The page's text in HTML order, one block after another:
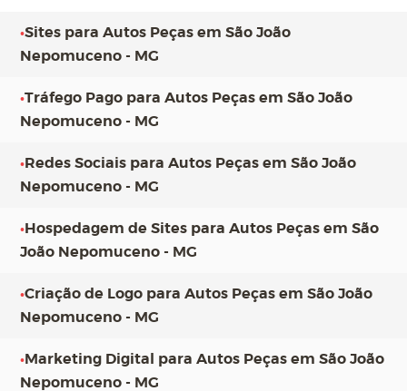
•Sites para Autos Peças em São João
Nepomuceno - MG
•Tráfego Pago para Autos Peças em São João
Nepomuceno - MG
•Redes Sociais para Autos Peças em São João
Nepomuceno - MG
•Hospedagem de Sites para Autos Peças em São
João Nepomuceno - MG
•Criação de Logo para Autos Peças em São João
Nepomuceno - MG
•Marketing Digital para Autos Peças em São João
Nepomuceno - MG